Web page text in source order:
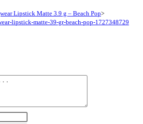
Lipstick Matte 3.9 g – Beach Pop>
lipstick-matte-39-gr-beach-pop-1727348729